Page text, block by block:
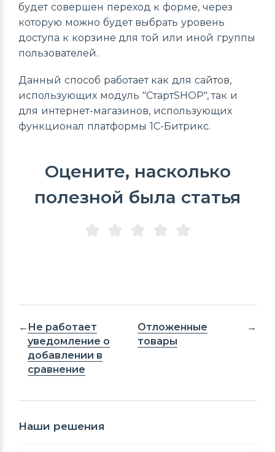
будет совершен переход к форме, через
которую можно будет выбрать уровень
доступа к корзине для той или иной группы
пользователей.
Данный способ работает как для сайтов,
использующих модуль "СтартSHOP", так и
для интернет-магазинов, использующих
функционал платформы 1С-Битрикс.
Оцените, насколько
полезной была статья
Не работает
уведомление о
добавлении в
сравнение
Отложенные
товары
Наши решения